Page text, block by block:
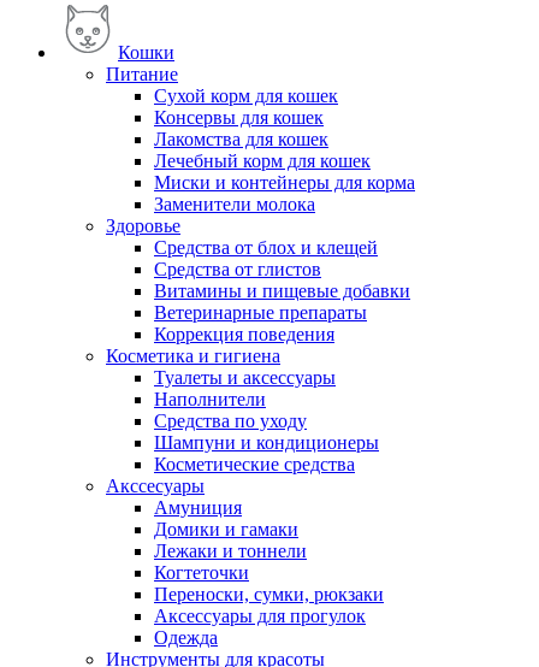
Кошки
Питание
Сухой корм для кошек
Консервы для кошек
Лакомства для кошек
Лечебный корм для кошек
Миски и контейнеры для корма
Заменители молока
Здоровье
Средства от блох и клещей
Средства от глистов
Витамины и пищевые добавки
Ветеринарные препараты
Коррекция поведения
Косметика и гигиена
Туалеты и аксессуары
Наполнители
Средства по уходу
Шампуни и кондиционеры
Косметические средства
Акссесуары
Амуниция
Домики и гамаки
Лежаки и тоннели
Когтеточки
Переноски, сумки, рюкзаки
Аксессуары для прогулок
Одежда
Инструменты для красоты